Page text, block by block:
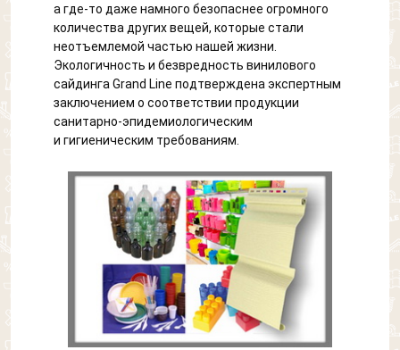
а где-то даже намного безопаснее огромного
количества других вещей, которые стали
неотъемлемой частью нашей жизни.
Экологичность и безвредность винилового
сайдинга Grand Line подтверждена экспертным
заключением о соответствии продукции
санитарно-эпидемиологическим
и гигиеническим требованиям.